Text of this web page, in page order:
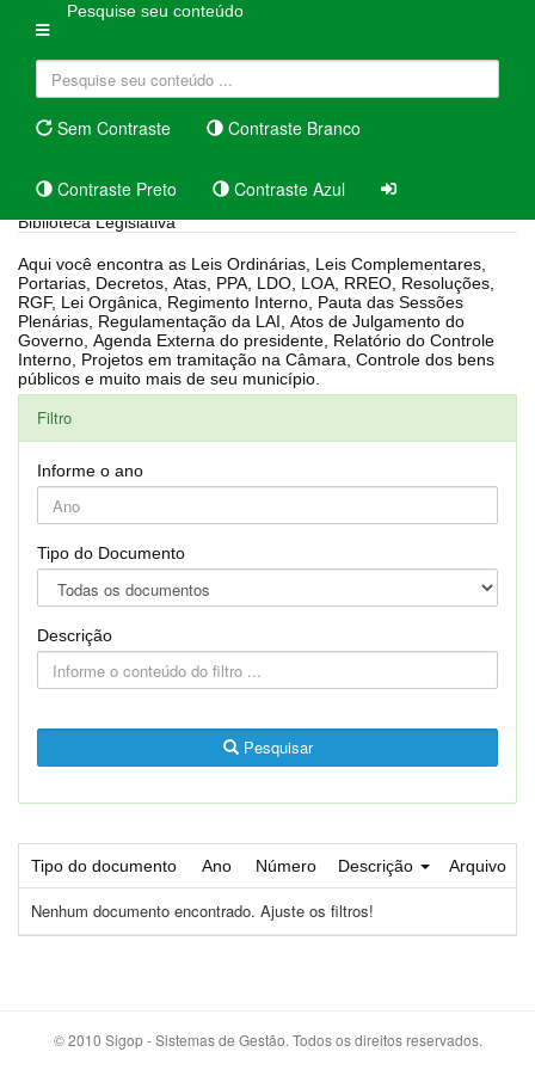
Pesquise seu conteúdo
Sem Contraste Contraste Branco
Contraste Preto Contraste Azul
Biblioteca Legislativa
Aqui você encontra as Leis Ordinárias, Leis Complementares,
Portarias, Decretos, Atas, PPA, LDO, LOA, RREO, Resoluções,
RGF, Lei Orgânica, Regimento Interno, Pauta das Sessões
Plenárias, Regulamentação da LAI, Atos de Julgamento do
Governo, Agenda Externa do presidente, Relatório do Controle
Interno, Projetos em tramitação na Câmara, Controle dos bens
públicos e muito mais de seu município.
Filtro
Informe o ano
Tipo do Documento
Descrição
Pesquisar
Tipo do documento Ano Número Descrição Arquivo
Nenhum documento encontrado. Ajuste os filtros!
© 2010 Sigop - Sistemas de Gestão. Todos os direitos reservados.